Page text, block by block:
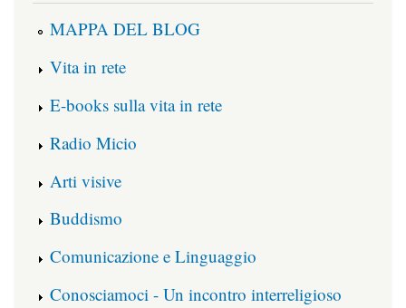
MAPPA DEL BLOG
Vita in rete
E-books sulla vita in rete
Radio Micio
Arti visive
Buddismo
Comunicazione e Linguaggio
Conosciamoci - Un incontro interreligioso